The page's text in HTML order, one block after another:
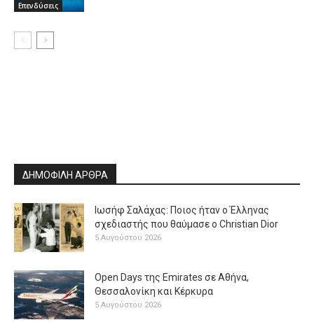
Επενδύσεις
ΔΗΜΟΦΙΛΗ ΑΡΘΡΑ
Ιωσήφ Σαλάχας: Ποιος ήταν ο Έλληνας
σχεδιαστής που θαύμασε ο Christian Dior
5 Αυγούστου 2026
Open Days της Emirates σε Αθήνα,
Θεσσαλονίκη και Κέρκυρα
5 Αυγούστου 2026